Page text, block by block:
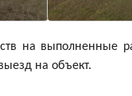
на выполненные
на объект.